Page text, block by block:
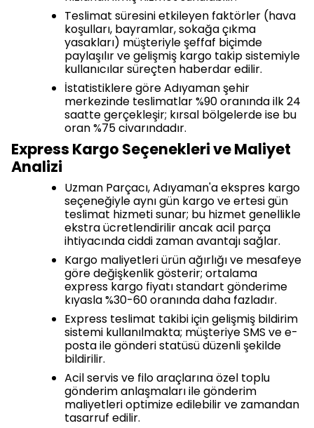
Teslimat süresini etkileyen faktörler (hava
koşulları, bayramlar, sokağa çıkma
yasakları) müşteriyle şeffaf biçimde
paylaşılır ve gelişmiş kargo takip sistemiyle
kullanıcılar süreçten haberdar edilir.
İstatistiklere göre Adıyaman şehir
merkezinde teslimatlar %90 oranında ilk 24
saatte gerçekleşir; kırsal bölgelerde ise bu
oran %75 civarındadır.
Express Kargo Seçenekleri ve Maliyet
Analizi
Uzman Parçacı, Adıyaman'a ekspres kargo
seçeneğiyle aynı gün kargo ve ertesi gün
teslimat hizmeti sunar; bu hizmet genellikle
ekstra ücretlendirilir ancak acil parça
ihtiyacında ciddi zaman avantajı sağlar.
Kargo maliyetleri ürün ağırlığı ve mesafeye
göre değişkenlik gösterir; ortalama
express kargo fiyatı standart gönderime
kıyasla %30-60 oranında daha fazladır.
Express teslimat takibi için gelişmiş bildirim
sistemi kullanılmakta; müşteriye SMS ve e-
posta ile gönderi statüsü düzenli şekilde
bildirilir.
Acil servis ve filo araçlarına özel toplu
gönderim anlaşmaları ile gönderim
maliyetleri optimize edilebilir ve zamandan
tasarruf edilir.